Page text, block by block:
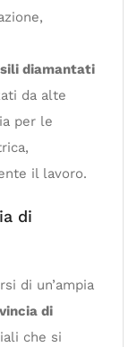
diamantati
da alte
per le
il lavoro.
di
di un’ampia
di
che si